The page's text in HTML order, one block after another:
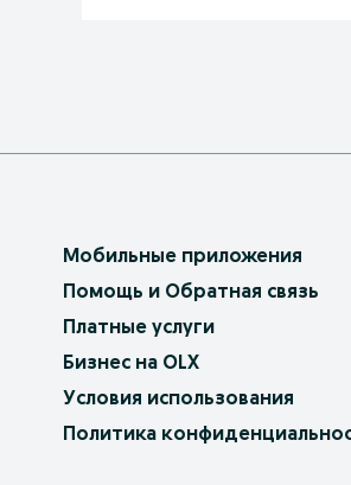
Мобильные приложения
Помощь и Обратная связь
Платные услуги
Бизнес на OLX
Условия использования
Политика